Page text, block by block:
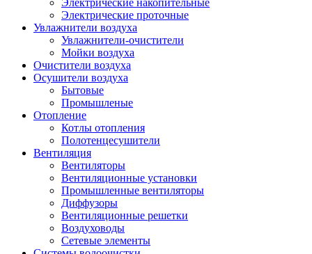
Электрические накопительные
Электрические проточные
Увлажнители воздуха
Увлажнители-очистители
Мойки воздуха
Очистители воздуха
Осушители воздуха
Бытовые
Промышленые
Отопление
Котлы отопления
Полотенцесушители
Вентиляция
Вентиляторы
Вентиляционные установки
Промышленные вентиляторы
Диффузоры
Вентиляционные решетки
Воздуховоды
Сетевые элементы